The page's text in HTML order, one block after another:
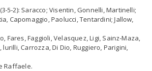
5-2): Saracco; Visentin, Gonnelli, Martinelli;
Capomaggio, Paolucci, Tentardini; Jallow,
Fares, Faggioli, Velasquez, Ligi, Sainz-Maza,
Carrozza, Di Dio, Ruggiero, Parigini,
Raffaele.